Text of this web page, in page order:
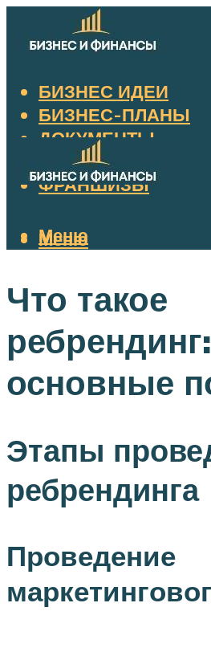
БИЗНЕС ИДЕИ
БИЗНЕС-ПЛАНЫ
ДОКУМЕНТЫ
НАЛОГИ
ФРАНШИЗЫ
Меню
Меню
Что такое
ребрендинг:
основные
Этапы
ребрендинга
Проведение